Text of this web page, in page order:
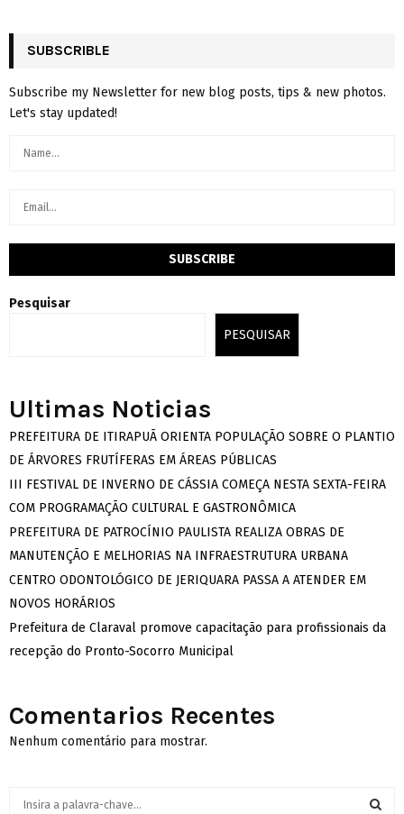
SUBSCRIBLE
Subscribe my Newsletter for new blog posts, tips & new photos.
Let's stay updated!
Pesquisar
PESQUISAR
Ultimas Noticias
PREFEITURA DE ITIRAPUÃ ORIENTA POPULAÇÃO SOBRE O PLANTIO
DE ÁRVORES FRUTÍFERAS EM ÁREAS PÚBLICAS
III FESTIVAL DE INVERNO DE CÁSSIA COMEÇA NESTA SEXTA-FEIRA
COM PROGRAMAÇÃO CULTURAL E GASTRONÔMICA
PREFEITURA DE PATROCÍNIO PAULISTA REALIZA OBRAS DE
MANUTENÇÃO E MELHORIAS NA INFRAESTRUTURA URBANA
CENTRO ODONTOLÓGICO DE JERIQUARA PASSA A ATENDER EM
NOVOS HORÁRIOS
Prefeitura de Claraval promove capacitação para profissionais da
recepção do Pronto-Socorro Municipal
Comentarios Recentes
Nenhum comentário para mostrar.